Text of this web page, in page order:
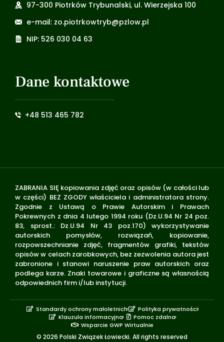
97-300 Piotrków Trybunalski, ul. Wierzejska 100
e-mail: zo.piotrkowtryb@pzlow.pl
NIP: 526 030 04 63
Dane kontaktowe
+48 513 465 782
ZABRANIA SIĘ kopiowania zdjęć oraz opisów (w całości lub
w części) BEZ ZGODY właściciela i administratora strony.
Zgodnie z Ustawą o Prawie Autorskim i Prawach
Pokrewnych z dnia 4 lutego 1994 roku (Dz.U.94 Nr 24 poz.
83, sprost.: Dz.U.94 Nr 43 poz.170) wykorzystywanie
autorskich pomysłów, rozwiązań, kopiowanie,
rozpowszechnianie zdjęć, fragmentów grafiki, tekstów
opisów w celach zarobkowych, bez zezwolenia autora jest
zabronione i stanowi naruszenie praw autorskich oraz
podlega karze. Znaki towarowe i graficzne są własnością
odpowiednich firm i/lub instytucji.
© 2026 Polski Związek Łowiecki. All rights reserved
Standardy ochrony małoletnich
Polityka prywatności
Klauzula informacyjna
Pomoc zdalna
Wsparcie GWP Wirtualnie